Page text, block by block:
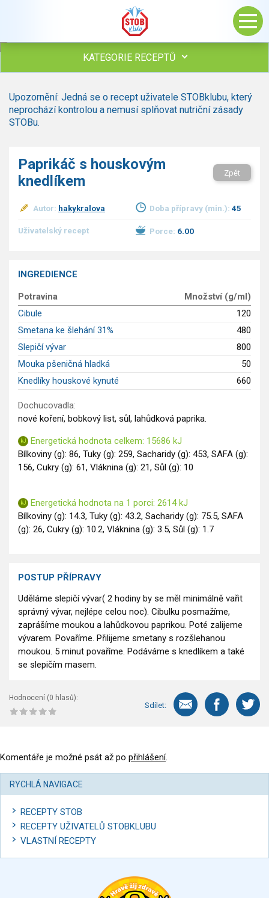
KATEGORIE RECEPTŮ
Polévky
Studená kuchyně
Bezmasé a zeleninové
Saláty
Dezerty
Nápoje
GLP-1 recepty
Upozornění: Jedná se o recept uživatele STOBklubu, který
neprochází kontrolou a nemusí splňovat nutriční zásady
STOBu.
Paprikáč s houskovým
knedlíkem
Zpět
Autor: hakykralova Doba přípravy (min.): 45
Uživatelský recept Porce: 6.00
INGREDIENCE
Potravina
Množství (g/ml)
Cibule
120
Smetana ke šlehání 31%
480
Slepičí vývar
800
Mouka pšeničná hladká
50
Knedlíky houskové kynuté
660
Dochucovadla:
nové koření, bobkový list, sůl, lahůdková paprika.
Energetická hodnota celkem: 15686 kJ
Bílkoviny (g): 86, Tuky (g): 259, Sacharidy (g): 453, SAFA (g):
156, Cukry (g): 61, Vláknina (g): 21, Sůl (g): 10
Energetická hodnota na 1 porci: 2614 kJ
Bílkoviny (g): 14.3, Tuky (g): 43.2, Sacharidy (g): 75.5, SAFA
(g): 26, Cukry (g): 10.2, Vláknina (g): 3.5, Sůl (g): 1.7
POSTUP PŘÍPRAVY
Uděláme slepičí vývar( 2 hodiny by se měl minimálně vařit
správný vývar, nejlépe celou noc). Cibulku posmažíme,
zaprášíme moukou a lahůdkovou paprikou. Poté zalijeme
vývarem. Povaříme. Přilijeme smetany s rozšlehanou
moukou. 5 minut povaříme. Podáváme s knedlíkem a také
se slepičím masem.
Hodnocení (0 hlasů):
Sdílet:
Komentáře je možné psát až po přihlášení.
RYCHLÁ NAVIGACE
RECEPTY STOB
RECEPTY UŽIVATELŮ STOBKLUBU
VLASTNÍ RECEPTY